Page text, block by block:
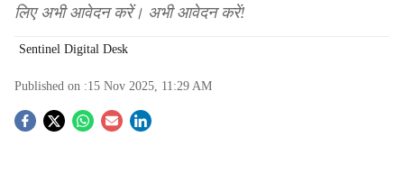
लिए अभी आवेदन करें। अभी आवेदन करें!
Sentinel Digital Desk
Published on :15 Nov 2025, 11:29 AM
S